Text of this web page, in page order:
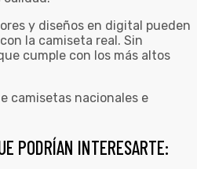
y diseños en digital pueden
la camiseta real. Sin
cumple con los más altos
camisetas nacionales e
PODRÍAN INTERESARTE: